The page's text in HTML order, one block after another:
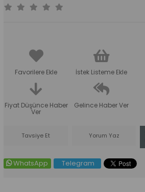
Favorilere Ekle İstek Listeme Ekle
Fiyat Düşünce Haber
Ver
Gelince Haber Ver
Tavsiye Et Yorum Yaz
WhatsApp Telegram